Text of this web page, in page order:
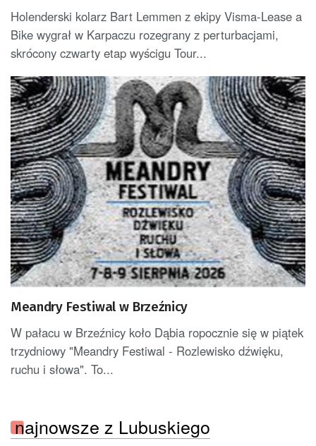
Holenderski kolarz Bart Lemmen z ekipy Visma-Lease a
Bike wygrał w Karpaczu rozegrany z perturbacjami,
skrócony czwarty etap wyścigu Tour...
Meandry Festiwal w Brzeźnicy
W pałacu w Brzeźnicy koło Dąbia ropocznie się w piątek
trzydniowy "Meandry Festiwal - Rozlewisko dźwięku,
ruchu i słowa". To...
najnowsze z Lubuskiego